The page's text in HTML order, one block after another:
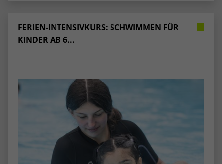
FERIEN-INTENSIVKURS: SCHWIMMEN FÜR
KINDER AB 6...